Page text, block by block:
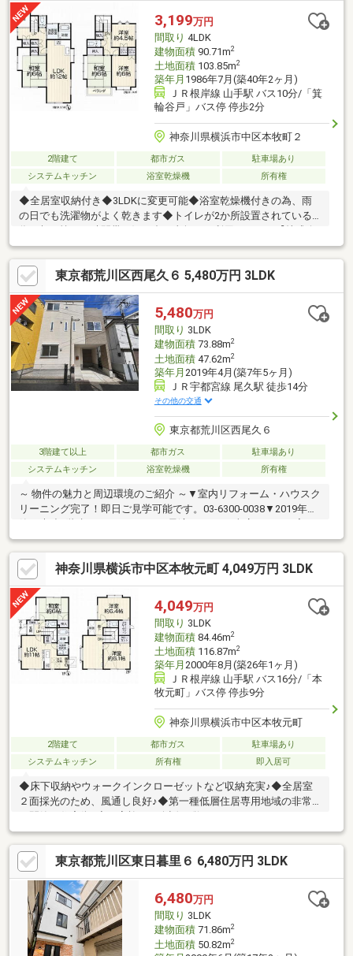
3,199万円
間取り 4LDK
建物面積90.71m2
土地面積103.85m2
築年月 1986年7月(築40年2ヶ月)
ＪＲ根岸線 山手駅 バス10分/「箕
輪谷戸」バス停 停歩2分
神奈川県横浜市中区本牧町２
2階建て 都市ガス
駐車場あり
システムキッチン
浴室乾燥機 所有権
◆全居室収納付き◆3LDKに変更可能◆浴室乾燥機付きの為、雨
の日でも洗濯物がよく乾きます◆トイレが2か所設置されている
社リビングライフ】創業35年の信頼で未公開情報多数のリビング
ライフがご紹介します。宅建士×FP×住宅ローンアドバイザーの資
格を併せ持つ『ライフ・エキスパート・プランナー』がお客様の
老後も見据えたライフプランを無料作成。お気軽にご相談下さ
い！☆物件のお問合せは〈0120-554-077〉☆
東京都荒川区西尾久６ 5,480万円 3LDK
5,480万円
間取り 3LDK
建物面積73.88m2
土地面積47.62m2
築年月 2019年4月(築7年5ヶ月)
ＪＲ宇都宮線 尾久駅 徒歩14分
その他の交通
東京都荒川区西尾久６
3階建て以上 都市ガス
駐車場あり
システムキッチン
浴室乾燥機 所有権
～ 物件の魅力と周辺環境のご紹介 ～▼室内リフォーム・ハウスク
リーニング完了！即日ご見学可能です。03-6300-0038▼2019年
備！▼弊社限定家具家電50万円分キャッシュバックキャンペーン
対象物件です♪お得に購入頂けます！＊住宅ローン無料相談受付中
＊『転職したばかりの方』や『外国人の方』でも、まずは一度ご
相談お任せください。多数の提携銀行からご提案させていただき
ます！英語、中国語対応可能。＊無料送迎だ歓迎です＊猛暑が続
く中当社で無料送迎を行っております。お気軽にお問合せ下さ
い。
神奈川県横浜市中区本牧元町 4,049万円 3LDK
4,049万円
間取り 3LDK
建物面積84.46m2
土地面積116.87m2
築年月 2000年8月(築26年1ヶ月)
ＪＲ根岸線 山手駅 バス16分/「本
牧元町」バス停 停歩9分
神奈川県横浜市中区本牧元町
2階建て 都市ガス
駐車場あり
システムキッチン
所有権 即入居可
◆床下収納やウォークインクローゼットなど収納充実♪◆全居室
２面採光のため、風通し良好♪◆第一種低層住居専用地域の非常
♪【株式会社リビングライフ】創業35年の信頼で未公開情報多数
のリビングライフがご紹介します。宅建士×FP×住宅ローンアドバ
イザーの資格を併せ持つ『ライフ・エキスパート・プランナー』
がお客様の老後も見据えたライフプランを無料作成。お気軽にご
相談下さい！☆物件のお問合せは〈0120-554-077〉☆
東京都荒川区東日暮里６ 6,480万円 3LDK
6,480万円
間取り 3LDK
建物面積71.86m2
土地面積50.82m2